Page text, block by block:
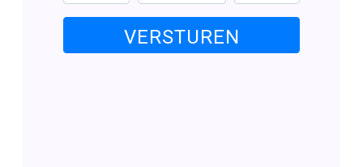
VERSTUREN